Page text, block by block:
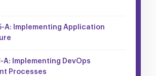
A: Implementing Application
Implementing DevOps
Processes